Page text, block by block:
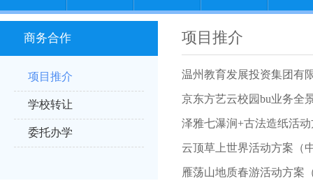
商务合作
项目推介
学校转让
委托办学
项目推介
温州教育发展投资集团有
京东方艺云校园bu业务全
泽雅七瀑涧+古法造纸活
云顶草上世界活动方案（
雁荡山地质春游活动方案